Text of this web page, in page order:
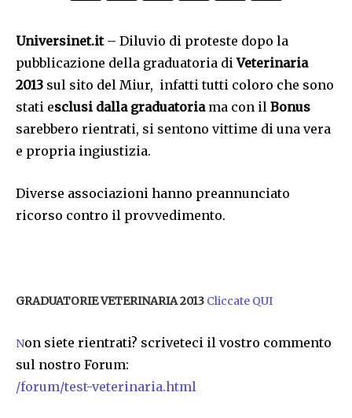
Universinet.it– Diluvio di proteste dopo la
pubblicazione della graduatoria diVeterinaria
2013 sul sito del Miur, infatti tutti coloro che sono
stati esclusi dalla graduatoriama con il Bonus
sarebbero rientrati, si sentono vittime di una vera
e propria ingiustizia.
Diverse associazioni hanno preannunciato
ricorso contro il provvedimento.
GRADUATORIE VETERINARIA 2013 Cliccate QUI
Non siete rientrati? scriveteci il vostro commento
sul nostro Forum:
/forum/test-veterinaria.html